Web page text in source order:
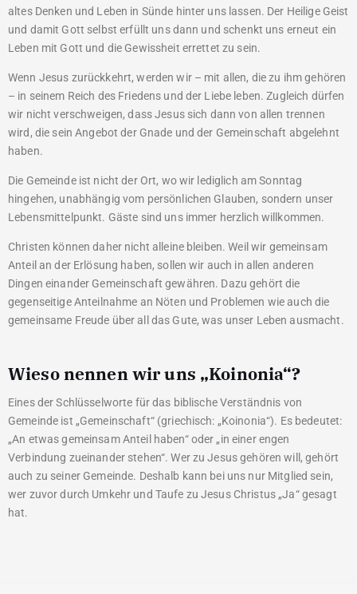
altes Denken und Leben in Sünde hinter uns lassen. Der Heilige Geist
und damit Gott selbst erfüllt uns dann und schenkt uns erneut ein
Leben mit Gott und die Gewissheit errettet zu sein.
Wenn Jesus zurückkehrt, werden wir – mit allen, die zu ihm gehören
– in seinem Reich des Friedens und der Liebe leben. Zugleich dürfen
wir nicht verschweigen, dass Jesus sich dann von allen trennen
wird, die sein Angebot der Gnade und der Gemeinschaft abgelehnt
haben.
Die Gemeinde ist nicht der Ort, wo wir lediglich am Sonntag
hingehen, unabhängig vom persönlichen Glauben, sondern unser
Lebensmittelpunkt. Gäste sind uns immer herzlich willkommen.
Christen können daher nicht alleine bleiben. Weil wir gemeinsam
Anteil an der Erlösung haben, sollen wir auch in allen anderen
Dingen einander Gemeinschaft gewähren. Dazu gehört die
gegenseitige Anteilnahme an Nöten und Problemen wie auch die
gemeinsame Freude über all das Gute, was unser Leben ausmacht.
Wieso nennen wir uns „Koinonia“?
Eines der Schlüsselworte für das biblische Verständnis von
Gemeinde ist „Gemeinschaft“ (griechisch: „Koinonia“). Es bedeutet:
„An etwas gemeinsam Anteil haben“ oder „in einer engen
Verbindung zueinander stehen“. Wer zu Jesus gehören will, gehört
auch zu seiner Gemeinde. Deshalb kann bei uns nur Mitglied sein,
wer zuvor durch Umkehr und Taufe zu Jesus Christus „Ja“ gesagt
hat.